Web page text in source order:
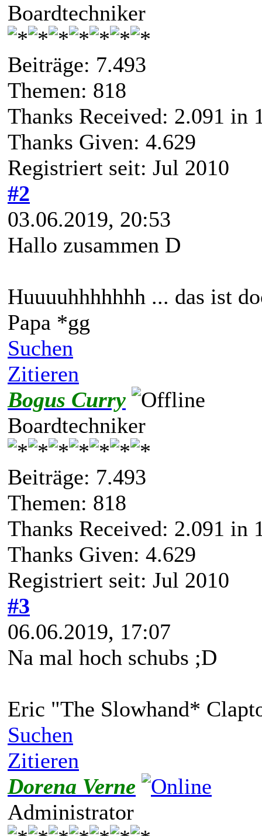
Boardtechniker
Beiträge: 7.493
Themen: 818
Thanks Received: 2.091 in
Thanks Given: 4.629
Registriert seit: Jul 2010
#2
03.06.2019, 20:53
Hallo zusammen D
Huuuuhhhhhhh ... das ist
Papa *gg
Suchen
Zitieren
Bogus Curry
Boardtechniker
Beiträge: 7.493
Themen: 818
Thanks Received: 2.091 in
Thanks Given: 4.629
Registriert seit: Jul 2010
#3
06.06.2019, 17:07
Na mal hoch schubs ;D
Eric "The Slowhand*
Suchen
Zitieren
Dorena Verne
Administrator